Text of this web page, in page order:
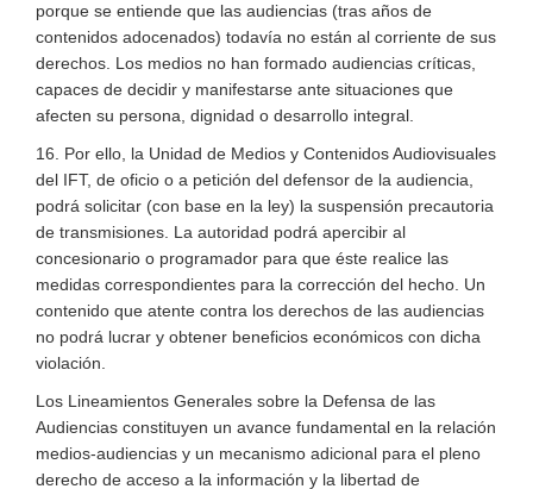
porque se entiende que las audiencias (tras años de
contenidos adocenados) todavía no están al corriente de sus
derechos. Los medios no han formado audiencias críticas,
capaces de decidir y manifestarse ante situaciones que
afecten su persona, dignidad o desarrollo integral.
16. Por ello, la Unidad de Medios y Contenidos Audiovisuales
del IFT, de oficio o a petición del defensor de la audiencia,
podrá solicitar (con base en la ley) la suspensión precautoria
de transmisiones. La autoridad podrá apercibir al
concesionario o programador para que éste realice las
medidas correspondientes para la corrección del hecho. Un
contenido que atente contra los derechos de las audiencias
no podrá lucrar y obtener beneficios económicos con dicha
violación.
Los Lineamientos Generales sobre la Defensa de las
Audiencias constituyen un avance fundamental en la relación
medios-audiencias y un mecanismo adicional para el pleno
derecho de acceso a la información y la libertad de